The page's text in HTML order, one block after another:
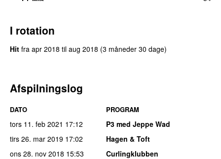
I rotation
Hit fra apr 2018 til aug 2018 (3 måneder 30 dage)
Afspilningslog
DATO PROGRAM
tors 11. feb 2021 17:12
P3 med Jeppe Wad
tirs 26. mar 2019 17:02
Hagen & Toft
ons 28. nov 2018 15:53
Curlingklubben